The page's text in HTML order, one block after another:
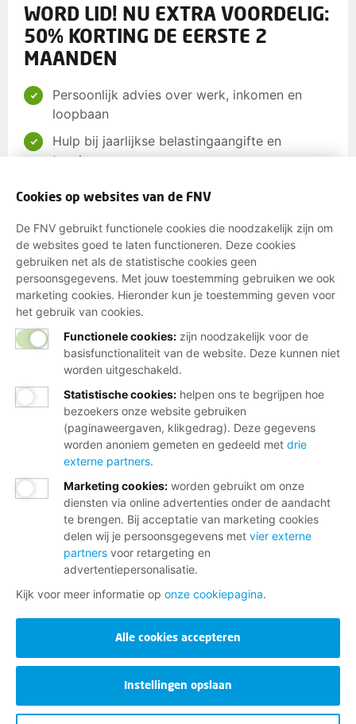
WORD LID! NU EXTRA VOORDELIG:
50% KORTING DE EERSTE 2
MAANDEN
Persoonlijk advies over werk, inkomen en
loopbaan
Hulp bij jaarlijkse belastingaangifte en
toeslagen
letselschade
Invloed op jouw arbeidsvoorwaarden via je
cao
Begeleiding bij Wao, Wajong, Wia, Ziekte- en
Participatiewet
boodschappen en meer
Word lid
Of maak een ander lid en verdien een tientje
Wij helpen je graag
Bij al je vragen over werk, inkomen en
lidmaatschap.
Neem contact op met de FNV
Vragen over het lidmaatschap
Vragen over werk en inkomen
Cookies op websites van de FNV
De FNV gebruikt functionele cookies die noodzakelijk zijn om
de websites goed te laten functioneren. Deze cookies
gebruiken net als de statistische cookies geen
persoonsgegevens. Met jouw toestemming gebruiken we ook
marketing cookies. Hieronder kun je toestemming geven voor
het gebruik van cookies.
Functionele cookies: zijn noodzakelijk voor de
basisfunctionaliteit van de website. Deze kunnen niet
worden uitgeschakeld.
Statistische cookies: helpen ons te begrijpen hoe
bezoekers onze website gebruiken
(paginaweergaven, klikgedrag). Deze gegevens
worden anoniem gemeten en gedeeld met drie
externe partners.
Marketing cookies: worden gebruikt om onze
diensten via online advertenties onder de aandacht
te brengen. Bij acceptatie van marketing cookies
delen wij je persoonsgegevens met vier externe
partners voor retargeting en
advertentiepersonalisatie.
Kijk voor meer informatie op onze cookiepagina.
Alle cookies accepteren
Instellingen opslaan